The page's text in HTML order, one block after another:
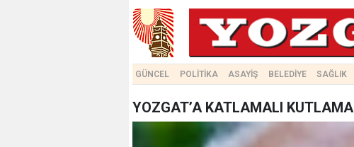
GÜNCEL POLİTİKA ASAYİŞ BELEDİYE SAĞLIK
YOZGAT’A KATLAMALI KUTLAMA